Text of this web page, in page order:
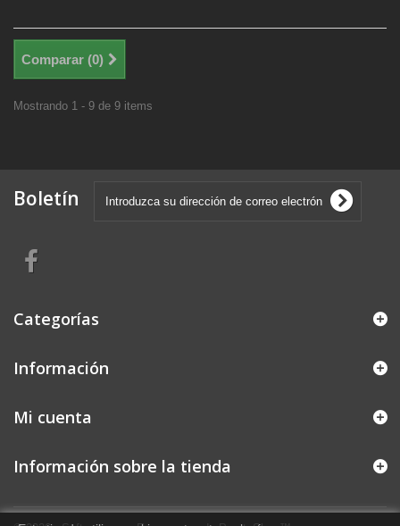
Comparar (0)
Mostrando 1 - 9 de 9 items
Boletín
Categorías
Información
Mi cuenta
Información sobre la tienda